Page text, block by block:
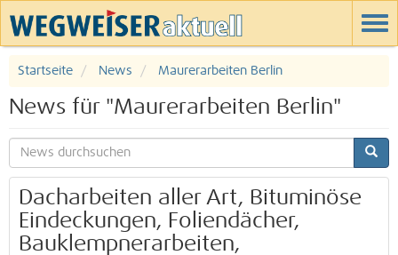
Startseite News Maurerarbeiten Berlin
News für "Maurerarbeiten Berlin"
Dacharbeiten aller Art, Bituminöse
Eindeckungen, Foliendächer,
Bauklempnerarbeiten,